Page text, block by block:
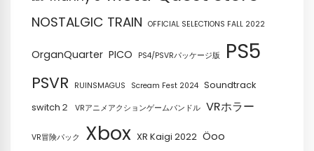
NOSTALGIC TRAIN OFFICIAL SELECTIONS FALL 2022
OrganQuarter PICO PS4/PSVRパッケージ版 PS5
PSVR RUINSMAGUS Scream Fest 2024 Soundtrack
switch２
VRアニメアクションゲームバンドル VRホラー
VR冒険パック Xbox XR Kaigi 2022 Öoo